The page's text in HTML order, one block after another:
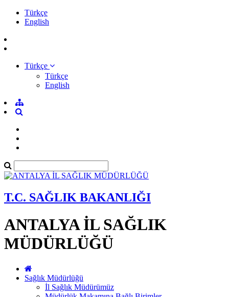
Türkçe
English
Türkçe
Türkçe
English
T.C. SAĞLIK BAKANLIĞI
ANTALYA İL SAĞLIK
MÜDÜRLÜĞÜ
Sağlık Müdürlüğü
İl Sağlık Müdürümüz